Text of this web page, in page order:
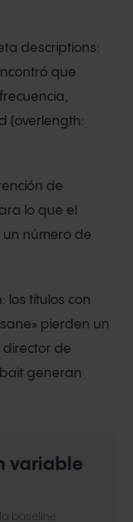
descriptions:
que
(overlength:
de
lo que el
número de
los títulos con
pierden un
director de
generan
variable